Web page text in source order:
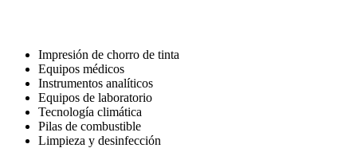
Impresión de chorro de tinta
Equipos médicos
Instrumentos analíticos
Equipos de laboratorio
Tecnología climática
Pilas de combustible
Limpieza y desinfección